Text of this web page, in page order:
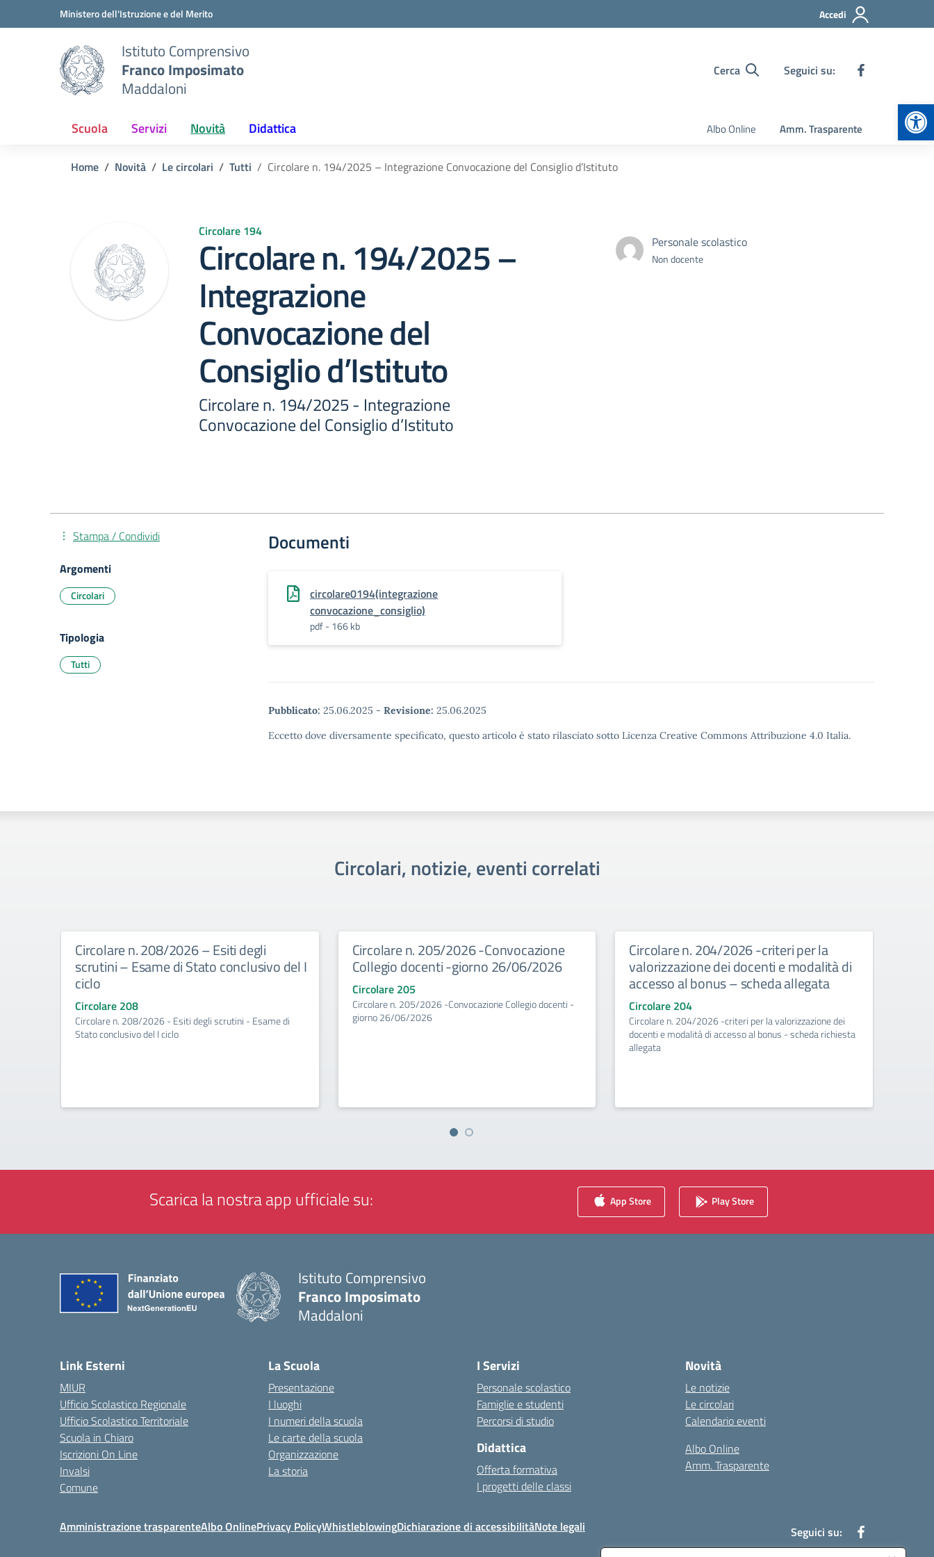
Vai ai contenuti
Vai al menu di navigazioneMinistero dell'Istruzione e del Merito Accedi
Istituto Comprensivo
Franco Imposimato
Maddaloni
Cerca Seguici su:
Scuola Servizi Novità Didattica Albo Online Amm. Trasparente
Home Novità Le circolari Tutti Circolare n. 194/2025 – Integrazione Convocazione del Consiglio d’Istituto
Circolare 194
Circolare n. 194/2025 –
Integrazione
Convocazione del
Consiglio d’Istituto
Circolare n. 194/2025 - Integrazione
Convocazione del Consiglio d’Istituto
Personale scolastico
Non docente
Documenti
circolare0194(integrazione
convocazione_consiglio)
pdf - 166 kb
Pubblicato: 25.06.2025 - Revisione: 25.06.2025
Eccetto dove diversamente specificato, questo articolo è stato rilasciato sotto Licenza Creative Commons Attribuzione 4.0 Italia.
Stampa / Condividi
Argomenti
Circolari
Tipologia
Tutti
Circolari, notizie, eventi correlati
Circolare n. 208/2026 – Esiti degli
scrutini – Esame di Stato conclusivo del I
ciclo
Circolare 208
Circolare n. 208/2026 - Esiti degli scrutini - Esame di
Stato conclusivo del I ciclo
Circolare n. 205/2026 -Convocazione
Collegio docenti -giorno 26/06/2026
Circolare 205
Circolare n. 205/2026 -Convocazione Collegio docenti -
giorno 26/06/2026
Circolare n. 204/2026 -criteri per la
valorizzazione dei docenti e modalità di
accesso al bonus – scheda allegata
Circolare 204
Circolare n. 204/2026 -criteri per la valorizzazione dei
docenti e modalità di accesso al bonus - scheda richiesta
allegata
Scarica la nostra app ufficiale su: App Store Play Store
Istituto Comprensivo
Franco Imposimato
Maddaloni
Link Esterni
MIUR
Ufficio Scolastico Regionale
Ufficio Scolastico Territoriale
Scuola in Chiaro
Iscrizioni On Line
Invalsi
Comune
La Scuola
Presentazione
I luoghi
I numeri della scuola
Le carte della scuola
Organizzazione
La storia
I Servizi
Personale scolastico
Famiglie e studenti
Percorsi di studio
Didattica
Offerta formativa
I progetti delle classi
Novità
Le notizie
Le circolari
Calendario eventi
Albo Online
Amm. Trasparente
Amministrazione trasparenteAlbo OnlinePrivacy PolicyWhistleblowingDichiarazione di accessibilitàNote legali Seguici su: